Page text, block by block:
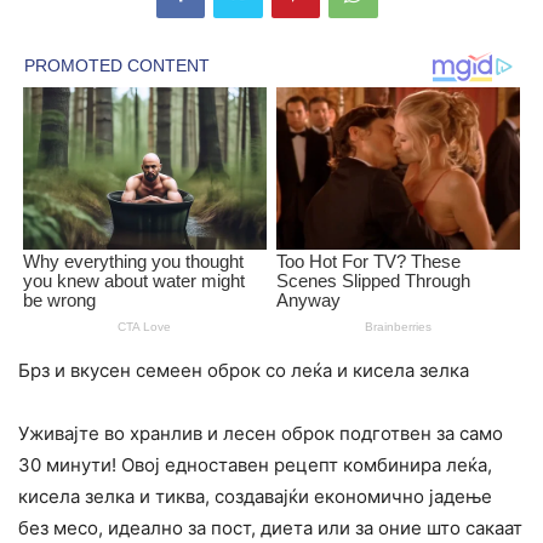
Брз и вкусен семеен оброк со леќа и кисела зелка
Уживајте во хранлив и лесен оброк подготвен за само
30 минути! Овој едноставен рецепт комбинира леќа,
кисела зелка и тиква, создавајќи економично јадење
без месо, идеално за пост, диета или за оние што сакаат